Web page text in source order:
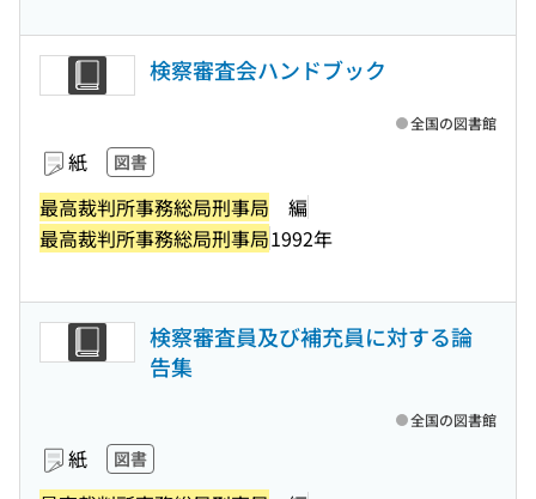
検察審査会ハンドブック
紙 図書
最高裁判所事務総局刑事局 編
最高裁判所事務総局刑事局1992年
全国の図書館
検察審査員及び補充員に対する論
告集
紙 図書
全国の図書館